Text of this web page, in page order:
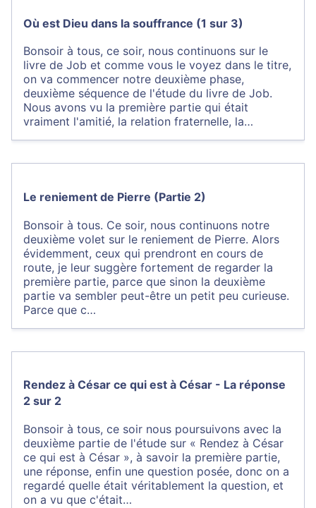
Où est Dieu dans la souffrance (1 sur 3)
Bonsoir à tous, ce soir, nous continuons sur le
livre de Job et comme vous le voyez dans le titre,
on va commencer notre deuxième phase,
deuxième séquence de l'étude du livre de Job.
Nous avons vu la première partie qui était
vraiment l'amitié, la relation fraternelle, la…
Le reniement de Pierre (Partie 2)
Bonsoir à tous. Ce soir, nous continuons notre
deuxième volet sur le reniement de Pierre. Alors
évidemment, ceux qui prendront en cours de
route, je leur suggère fortement de regarder la
première partie, parce que sinon la deuxième
partie va sembler peut-être un petit peu curieuse.
Parce que c…
Rendez à César ce qui est à César - La réponse
2 sur 2
Bonsoir à tous, ce soir nous poursuivons avec la
deuxième partie de l'étude sur « Rendez à César
ce qui est à César », à savoir la première partie,
une réponse, enfin une question posée, donc on a
regardé quelle était véritablement la question, et
on a vu que c'était…